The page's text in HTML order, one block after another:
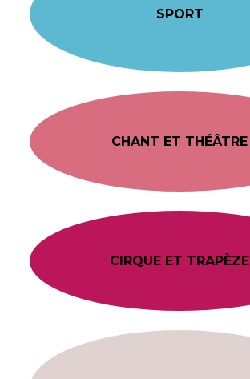
SPORT
CHANT ET THÉÂTRE
CIRQUE ET TRAPÈZE